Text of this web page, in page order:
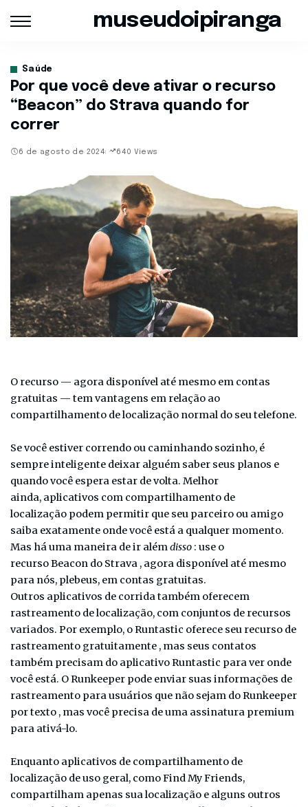
museudoipiranga
Saúde
Por que você deve ativar o recurso
“Beacon” do Strava quando for
correr
6 de agosto de 2024 640 Views
O recurso — agora disponível até mesmo em contas
gratuitas — tem vantagens em relação ao
compartilhamento de localização normal do seu telefone.
Se você estiver correndo ou caminhando sozinho, é
sempre inteligente deixar alguém saber seus planos e
quando você espera estar de volta. Melhor
ainda, aplicativos com compartilhamento de
localização podem permitir que seu parceiro ou amigo
saiba exatamente onde você está a qualquer momento.
Mas há uma maneira de ir alémdisso : use o
recurso Beacon do Strava , agora disponível até mesmo
para nós, plebeus, em contas gratuitas.
Outros aplicativos de corrida também oferecem
rastreamento de localização, com conjuntos de recursos
variados. Por exemplo, o Runtastic oferece seu recurso de
rastreamento gratuitamente , mas seus contatos
também precisam do aplicativo Runtastic para ver onde
você está. O Runkeeper pode enviar suas informações de
rastreamento para usuários que não sejam do Runkeeper
por texto , mas você precisa de uma assinatura premium
para ativá-lo.
Enquanto aplicativos de compartilhamento de
localização de uso geral, como Find My Friends,
compartilham apenas sua localização e alguns outros